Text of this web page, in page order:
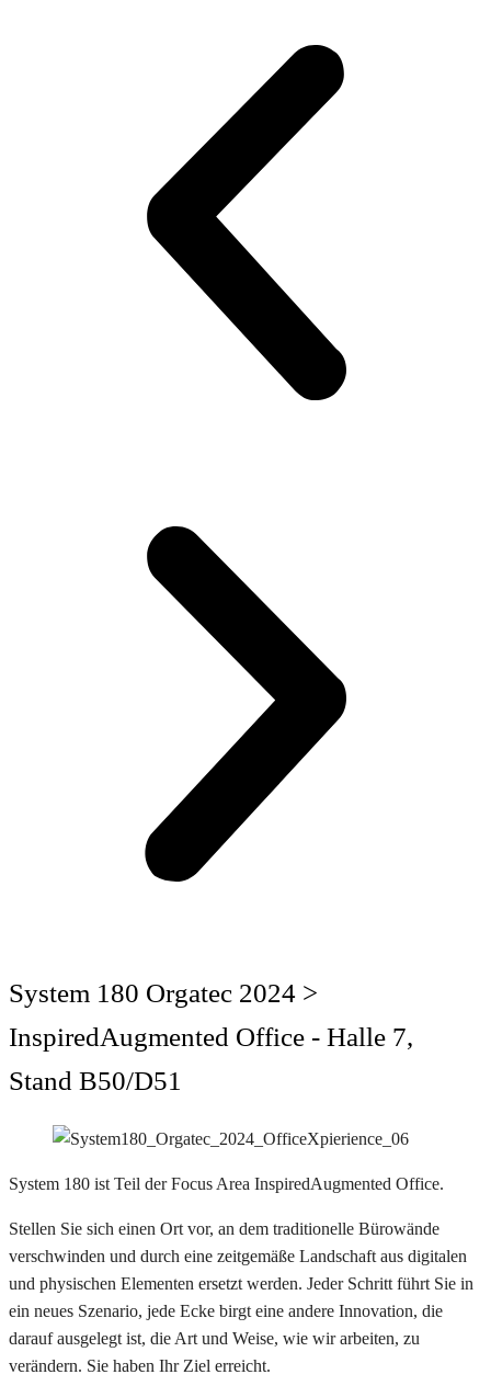
System 180 Orgatec 2024 >
InspiredAugmented Office - Halle 7,
Stand B50/D51
System 180 ist Teil der Focus Area InspiredAugmented Office.
Stellen Sie sich einen Ort vor, an dem traditionelle Bürowände
verschwinden und durch eine zeitgemäße Landschaft aus digitalen
und physischen Elementen ersetzt werden. Jeder Schritt führt Sie in
ein neues Szenario, jede Ecke birgt eine andere Innovation, die
darauf ausgelegt ist, die Art und Weise, wie wir arbeiten, zu
verändern. Sie haben Ihr Ziel erreicht.